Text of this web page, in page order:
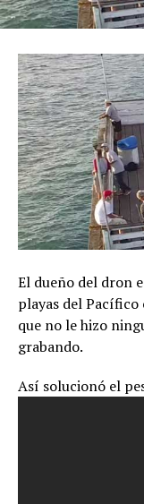
El dueño del dron
playas del Pacífico
que no le hizo
grabando.
Así solucionó el